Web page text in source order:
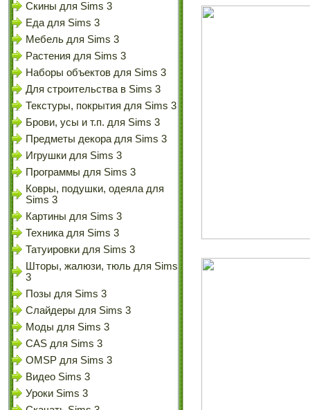
Скины для Sims 3
Еда для Sims 3
Мебель для Sims 3
Растения для Sims 3
Наборы объектов для Sims 3
Для строительства в Sims 3
Текстуры, покрытия для Sims 3
Брови, усы и т.п. для Sims 3
Предметы декора для Sims 3
Игрушки для Sims 3
Программы для Sims 3
Ковры, подушки, одеяла для
Sims 3
Картины для Sims 3
Техника для Sims 3
Татуировки для Sims 3
Шторы, жалюзи, тюль для Sims
3
Позы для Sims 3
Слайдеры для Sims 3
Моды для Sims 3
CAS для Sims 3
OMSP для Sims 3
Видео Sims 3
Уроки Sims 3